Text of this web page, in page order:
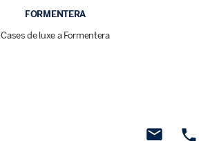
FORMENTERA
Cases de luxe a Formentera